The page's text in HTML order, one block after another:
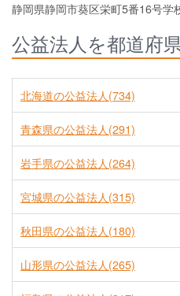
静岡県静岡市葵区栄町5番16号学
公益法人を都道府
北海道の公益法人(734)
青森県の公益法人(291)
岩手県の公益法人(264)
宮城県の公益法人(315)
秋田県の公益法人(180)
山形県の公益法人(265)